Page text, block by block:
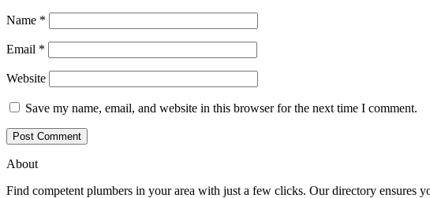
Name *
Email *
Website
Save my name, email, and website in this browser for the next time I comment.
About
Find competent plumbers in your area with just a few clicks. Our directory ensures